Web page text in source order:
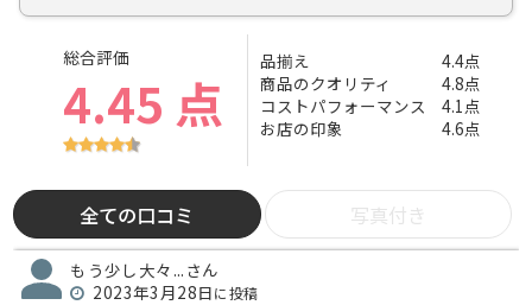
総合評価
4.45 点
品揃え
4.4点
商品のクオリティ
4.8点
コストパフォーマンス
4.1点
お店の印象
4.6点
全ての口コミ 写真付き
もう少し大々...さん
2023年3月28日に投稿